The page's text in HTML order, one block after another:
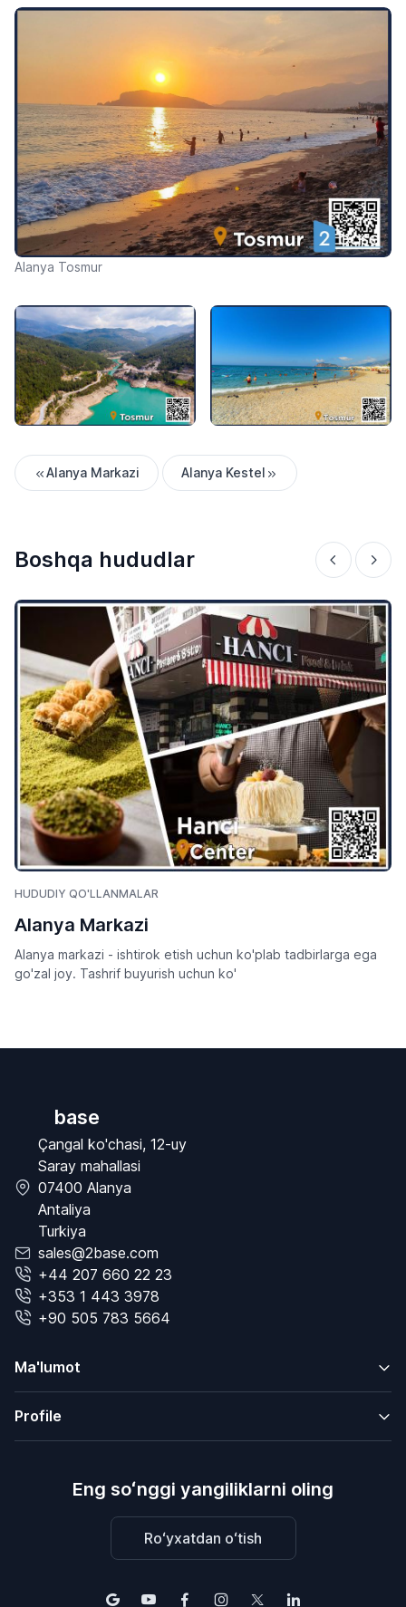
Alanya Tosmur
Alanya Markazi Alanya Kestel
Boshqa hududlar
HUDUDIY QO'LLANMALAR
Alanya Markazi
Alanya markazi - ishtirok etish uchun ko'plab tadbirlarga ega
go'zal joy. Tashrif buyurish uchun ko'
base
Çangal ko'chasi, 12-uy
Saray mahallasi
07400 Alanya
Antaliya
Turkiya
sales@2base.com
+44 207 660 22 23
+353 1 443 3978
+90 505 783 5664
Ma'lumot
Profile
Eng soʻnggi yangiliklarni oling
Roʻyxatdan oʻtish